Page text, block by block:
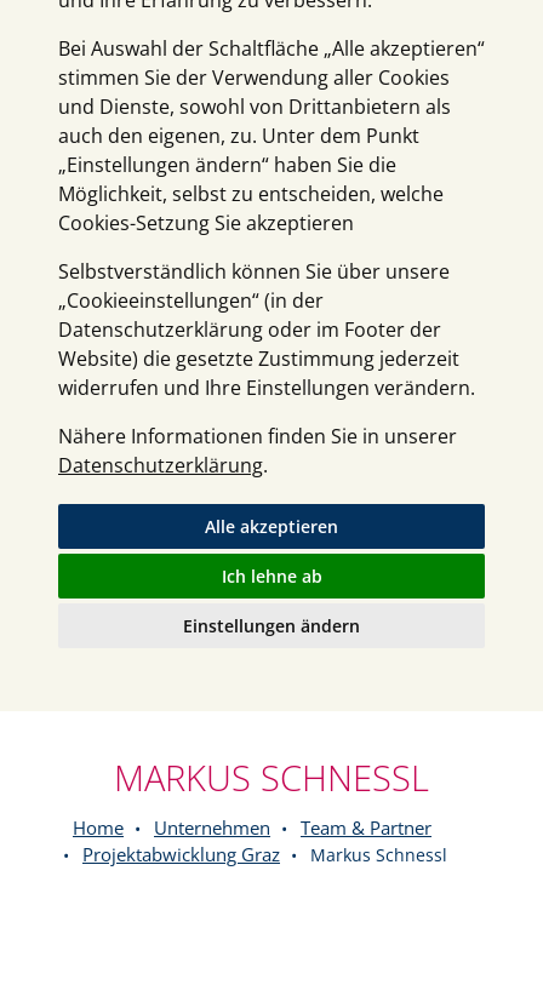
Bei Auswahl der Schaltfläche „Alle akzeptieren“
stimmen Sie der Verwendung aller Cookies
und Dienste, sowohl von Drittanbietern als
auch den eigenen, zu. Unter dem Punkt
„Einstellungen ändern“ haben Sie die
Möglichkeit, selbst zu entscheiden, welche
Cookies-Setzung Sie akzeptieren
Selbstverständlich können Sie über unsere
„Cookieeinstellungen“ (in der
Datenschutzerklärung oder im Footer der
Website) die gesetzte Zustimmung jederzeit
widerrufen und Ihre Einstellungen verändern.
Nähere Informationen finden Sie in unserer
Datenschutzerklärung.
Alle akzeptieren
Ich lehne ab
Einstellungen ändern
MARKUS SCHNESSL
Home Unternehmen
Team & Partner
Projektabwicklung Graz
Markus Schnessl